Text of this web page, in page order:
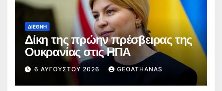
ΔΙΕΘΝΉ
Δίκη της πρώην πρέσβειρας της
Ουκρανίας στις ΗΠΑ
6 ΑΥΓΟΎΣΤΟΥ 2026 GEOATHANAS